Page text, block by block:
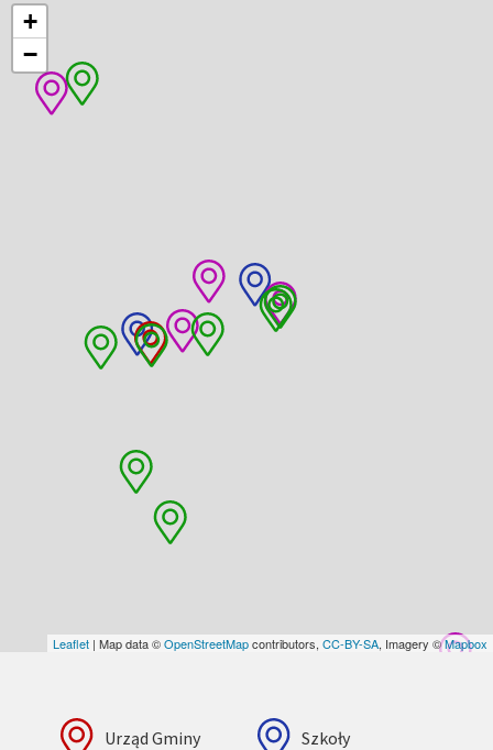
+
−
Leaflet | Map data ©OpenStreetMapcontributors, CC-BY-SA, Imagery ©Mapbox
Urząd Gminy Szkoły